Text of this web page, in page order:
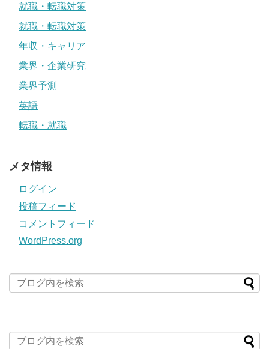
就職・転職対策
就職・転職対策
年収・キャリア
業界・企業研究
業界予測
英語
転職・就職
メタ情報
ログイン
投稿フィード
コメントフィード
WordPress.org